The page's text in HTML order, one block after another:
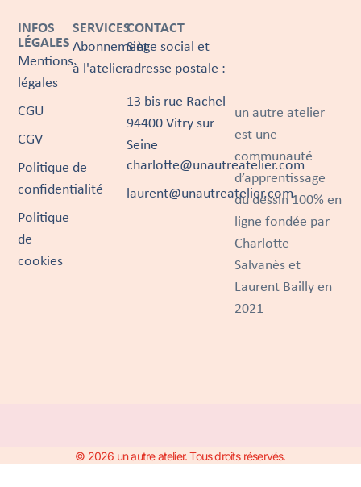
un autre atelier
est une
communauté
d’apprentissage
du dessin 100% en
ligne fondée par
Charlotte
Salvanès et
Laurent Bailly en
2021
SERVICES
Abonnement
à l'atelier
INFOS
LÉGALES
Mentions
légales
CGU
CGV
Politique de
confidentialité
Politique
de
cookies
CONTACT
Siège social et
adresse postale :
13 bis rue Rachel
94400 Vitry sur
Seine
charlotte@unautreatelier.com
laurent@unautreatelier.com
© 2026 un autre atelier. Tous droits réservés.